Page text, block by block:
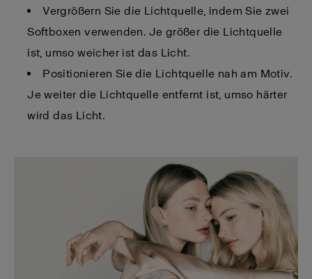
Vergrößern Sie die Lichtquelle, indem Sie zwei
Softboxen verwenden. Je größer die Lichtquelle
ist, umso weicher ist das Licht.
Positionieren Sie die Lichtquelle nah am Motiv.
Je weiter die Lichtquelle entfernt ist, umso härter
wird das Licht.